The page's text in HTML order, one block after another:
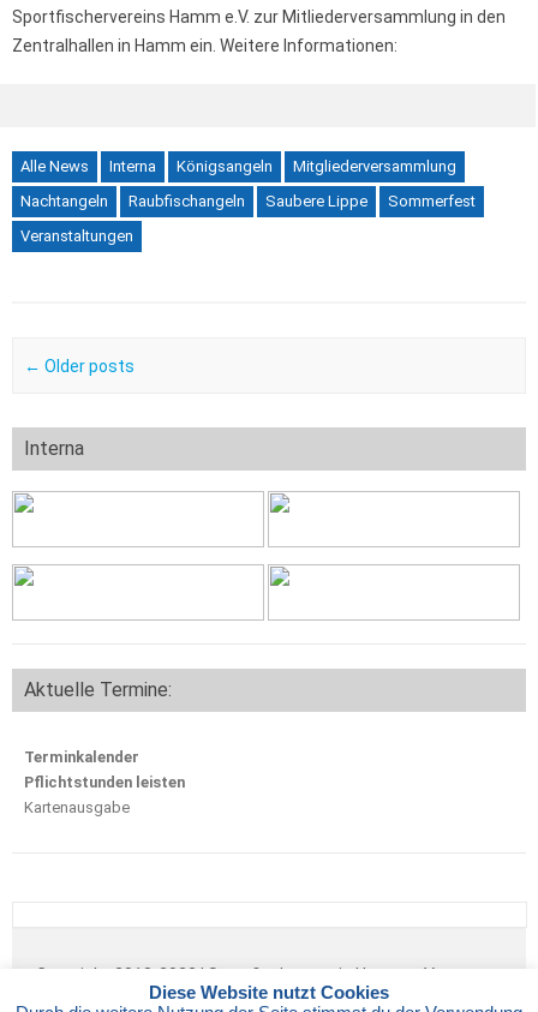
Sportfischervereins Hamm e.V. zur Mitliederversammlung in den
Zentralhallen in Hamm ein. Weitere Informationen:
Alle News Interna Königsangeln
Mitgliederversammlung
Nachtangeln
Raubfischangeln Saubere Lippe
Sommerfest
Veranstaltungen
Post navigation
← Older posts
Interna
Aktuelle Termine:
Terminkalender
Pflichtstunden leisten
Kartenausgabe
Copyright 2018-2022 | Sportfischerverein Hamm e.V.
Diese Website nutzt Cookies